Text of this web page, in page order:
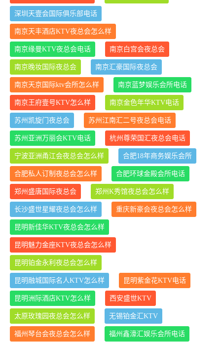
深圳天壹会国际俱乐部电话
南京天丰酒店KTV夜总会怎么样
南京缘曼KTV夜总会电话 南京白宫会夜总会
南京晚妆国际夜总会 南京汇豪国际夜总会
南京天京国际ktv会所怎么样 南京蓝梦娱乐会所电话
南京王府壹号KTV怎么样 南京金色年华KTV电话
苏州凯旋门夜总会 苏州江南汇二号夜总会电话
苏州亚洲万丽会KTV电话 杭州尊荣国汇夜总会电话
宁波亚洲甬江会夜总会怎么样 合肥18年商务娱乐会所
合肥私人订制夜总会怎么样 合肥环球金殿会所电话
郑州盛唐国际夜总会 郑州K秀馆夜总会怎么样
长沙盛世星耀夜总会怎么样 重庆新豪会夜总会怎么样
昆明新佳华KTV夜总会怎么样
昆明魅力金座KTV夜总会怎么样
昆明铂金永利夜总会怎么样
昆明融城国际名人KTV怎么样 昆明紫金花KTV电话
昆明洲际酒店KTV怎么样 西安盛世KTV
太原玫瑰园夜总会怎么样 无锡铂金汇KTV
福州琴台会夜总会怎么样 福州鑫濠汇娱乐会所电话